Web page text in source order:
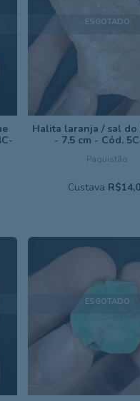
ESGOTADO
Paquistão
Halita laranja / sal do
- 7,5 cm - Cód.
Custava
ESGOTADO